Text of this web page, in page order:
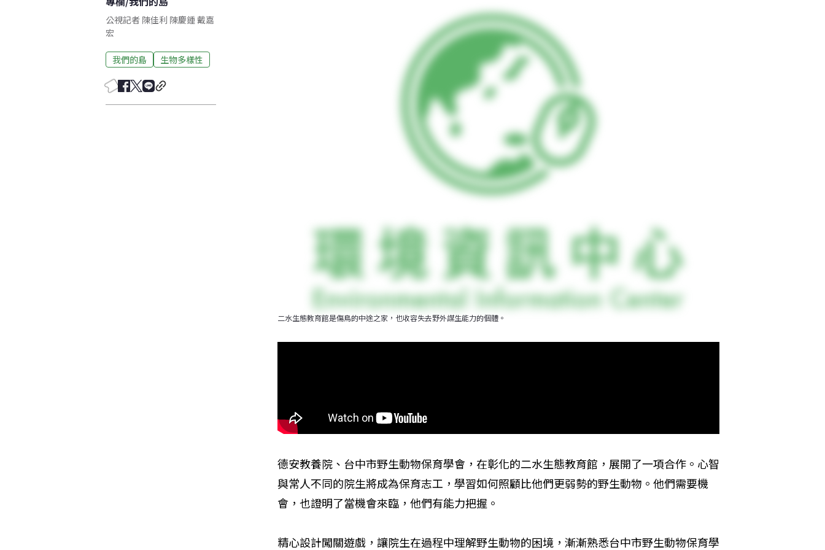
公視記者 陳佳利 陳慶鍾 戴嘉
宏
我們的島 生物多樣性
二水生態教育館是傷鳥的中途之家，也收容失去野外謀生能力的個體。
德安教養院、台中市野生動物保育學會，在彰化的二水生態教育館，展開了一項合作。心智
與常人不同的院生將成為保育志工，學習如何照顧比他們更弱勢的野生動物。他們需要機
會，也證明了當機會來臨，他們有能力把握。
精心設計闖關遊戲，讓院生在過程中理解野生動物的困境，漸漸熟悉台中市野生動物保育學